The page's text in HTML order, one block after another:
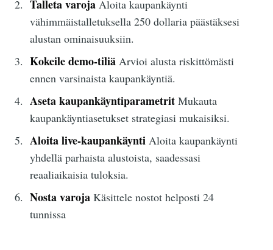
Talleta varojaAloita kaupankäynti
vähimmäistalletuksella 250 dollaria päästäksesi
alustan ominaisuuksiin.
Kokeile demo-tiliäArvioi alusta riskittömästi
ennen varsinaista kaupankäyntiä.
Aseta kaupankäyntiparametritMukauta
kaupankäyntiasetukset strategiasi mukaisiksi.
Aloita live-kaupankäyntiAloita kaupankäynti
yhdellä parhaista alustoista, saadessasi
reaaliaikaisia tuloksia.
Nosta varojaKäsittele nostot helposti 24
tunnissa